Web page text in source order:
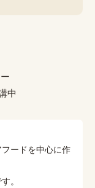
中
ードを中心に作
。